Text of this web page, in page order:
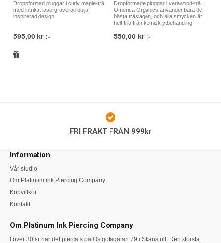
Droppformad pluggar i curly maple-trä
med intrikat lasergraverad ouija-
inspirerad design.
595,00 kr :-
Dropformade pluggar i verawood-trä.
Omerica Organics använder bara de
bästa träslagen, och alla smycken är
helt fria från kemisk ytbehandling.
550,00 kr :-
FRI FRAKT FRÅN 999kr
Information
Vår studio
Om Platinum ink Piercing Company
Köpvillkor
Kontakt
Om Platinum Ink Piercing Company
I över 30 år har det piercats på Östgötagatan 79 i Skanstull. Den största